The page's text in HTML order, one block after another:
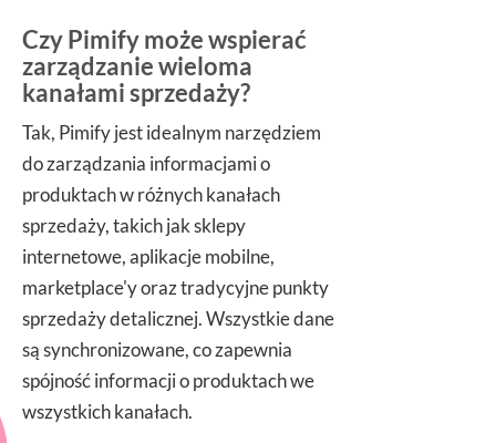
Czy Pimify może wspierać
zarządzanie wieloma
kanałami sprzedaży?
Tak, Pimify jest idealnym narzędziem
do zarządzania informacjami o
produktach w różnych kanałach
sprzedaży, takich jak sklepy
internetowe, aplikacje mobilne,
marketplace'y oraz tradycyjne punkty
sprzedaży detalicznej. Wszystkie dane
są synchronizowane, co zapewnia
spójność informacji o produktach we
wszystkich kanałach.